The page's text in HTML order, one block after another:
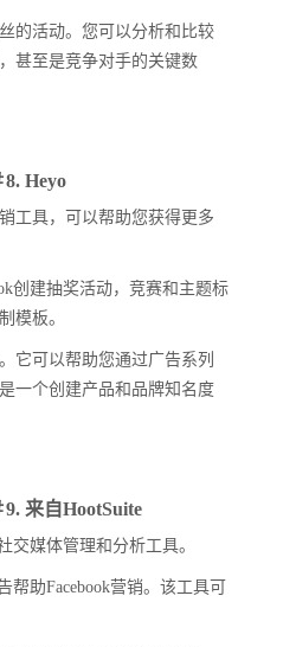
的活动。您可以分析和比较
甚至是竞争对手的关键数
Heyo
工具，可以帮助您获得更多
创建抽奖活动，竞赛和主题标
模板。
它可以帮助您通过广告系列
一个创建产品和品牌知名度
来自HootSuite
交媒体管理和分析工具。
帮助Facebook营销。该工具可